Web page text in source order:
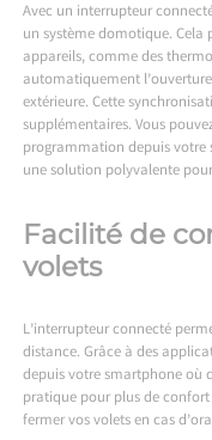
Avec un interrupteur
un système domotique. Cela
appareils, comme des
automatiquement
extérieure. Cette
supplémentaires. Vous
programmation depuis votre
une solution polyvalente
Facilité de
volets
L’interrupteur connecté
distance. Grâce à des
depuis votre smartphone où
pratique pour plus de
fermer vos volets en cas